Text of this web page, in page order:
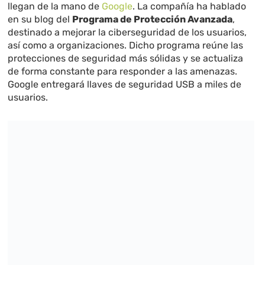
llegan de la mano de Google. La compañía ha hablado
en su blog del Programa de Protección Avanzada,
destinado a mejorar la ciberseguridad de los usuarios,
así como a organizaciones. Dicho programa reúne las
protecciones de seguridad más sólidas y se actualiza
de forma constante para responder a las amenazas.
Google entregará llaves de seguridad USB a miles de
usuarios.